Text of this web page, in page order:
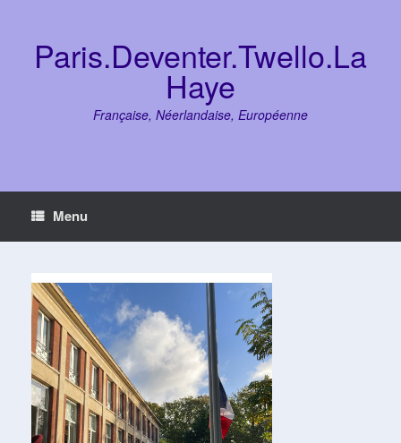
contentParis.Deventer.Twello.La
Haye
Française, Néerlandaise, Européenne
Menu